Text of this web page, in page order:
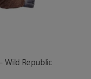
Wild Republic